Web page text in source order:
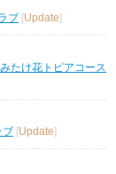
ブ
Update
たけ花トピアコース
ブ [Update]